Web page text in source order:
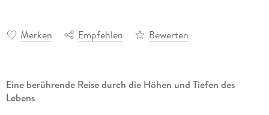
Merken Empfehlen Bewerten
Eine berührende Reise durch die Höhen und Tiefen des
Lebens